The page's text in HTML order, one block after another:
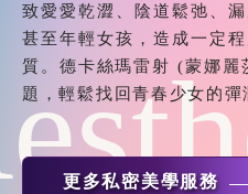
致愛愛乾澀、陰道鬆弛、
甚至年輕女孩，造成一定
質。德卡絲瑪雷射 (蒙娜麗
題，輕鬆找回青春少女的
更多私密美學服務